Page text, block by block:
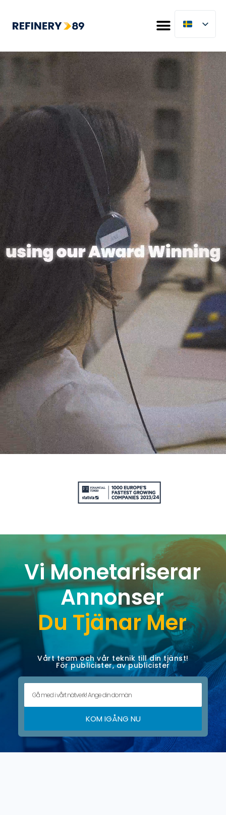
Vi Monetariserar
Annonser
Du Tjänar Mer
Vårt team och vår teknik till din tjänst!
För publicister, av publicister
KOM IGÅNG NU